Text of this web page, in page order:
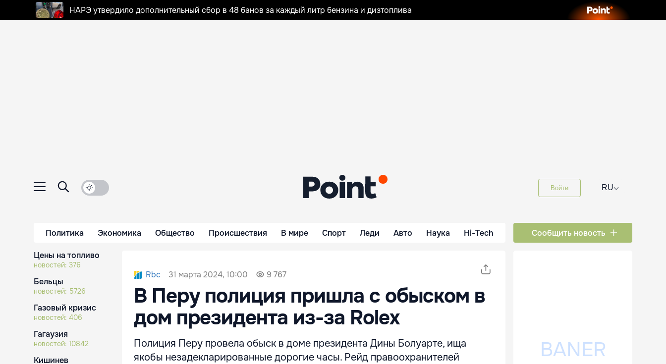
НАРЭ утвердило дополнительный сбор в 48 банов за каждый литр бензина и дизтоплива
Войти RU⌵
Политика Экономика Общество Происшествия В мире Спорт Леди Авто Наука Hi-Tech Сообщить новость
Цены на топливо
новостей: 376
Бельцы
новостей: 5726
Газовый кризис
новостей: 406
Гагаузия
новостей: 10842
Кишинев
Rbc 31 марта 2024, 10:00 9 767
В Перу полиция пришла с обыском в
дом президента из-за Rolex
Полиция Перу провела обыск в доме президента Дины Болуарте, ища
якобы незадекларированные дорогие часы. Рейд правоохранителей